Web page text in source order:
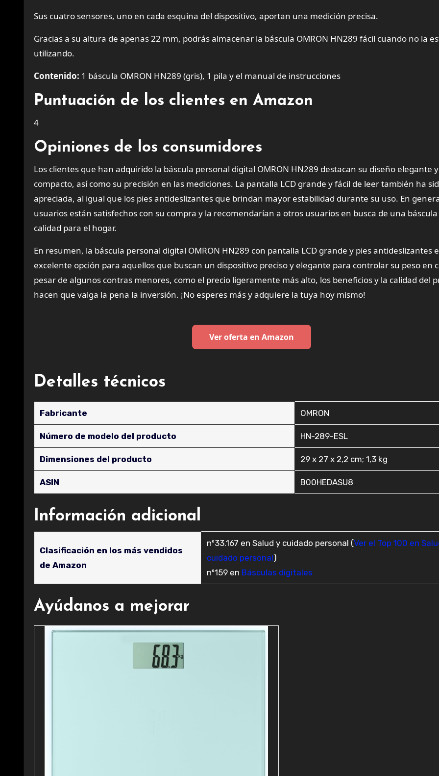
Sus cuatro sensores, uno en cada esquina del dispositivo, aportan una medición precisa.
Gracias a su altura de apenas 22 mm, podrás almacenar la báscula OMRON HN289 fácil cuando no la
utilizando.
Contenido: 1 báscula OMRON HN289 (gris), 1 pila y el manual de instrucciones
Puntuación de los clientes en Amazon
4
Opiniones de los consumidores
Los clientes que han adquirido la báscula personal digital OMRON HN289 destacan su diseño elegante y
compacto, así como su precisión en las mediciones. La pantalla LCD grande y fácil de leer también ha
apreciada, al igual que los pies antideslizantes que brindan mayor estabilidad durante su uso. En
usuarios están satisfechos con su compra y la recomendarían a otros usuarios en busca de una
calidad para el hogar.
En resumen, la báscula personal digital OMRON HN289 con pantalla LCD grande y pies antideslizantes
excelente opción para aquellos que buscan un dispositivo preciso y elegante para controlar su peso en
pesar de algunos contras menores, como el precio ligeramente más alto, los beneficios y la calidad del
hacen que valga la pena la inversión. ¡No esperes más y adquiere la tuya hoy mismo!
Ver oferta en Amazon
Detalles técnicos
Fabricante ‎OMRON
Número de modelo del producto ‎HN-289-ESL
Dimensiones del producto ‎29 x 27 x 2,2 cm; 1,3 kg
ASIN ‎B00HEDASU8
Información adicional
Clasificación en los más vendidos
de Amazon
nº33.167 en Salud y cuidado personal (Ver el Top 100 en
cuidado personal)
nº159 en Básculas digitales
Ayúdanos a mejorar